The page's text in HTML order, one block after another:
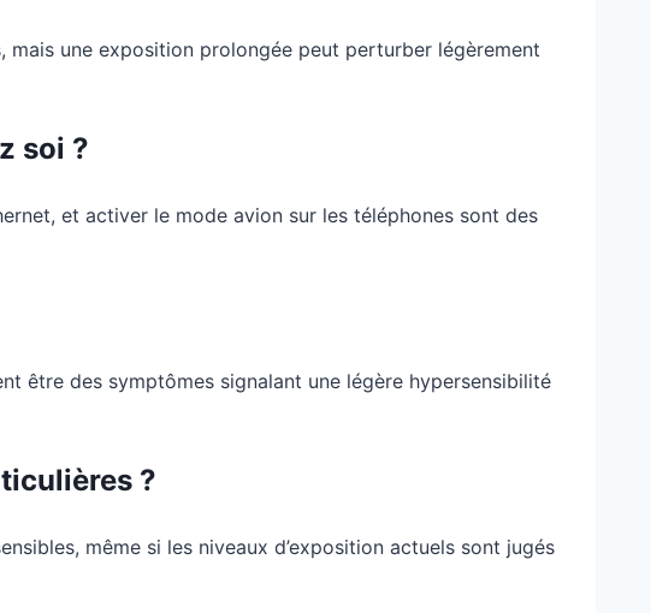
une exposition prolongée peut perturber légèrement
soi ?
et activer le mode avion sur les téléphones sont des
être des symptômes signalant une légère hypersensibilité
?
même si les niveaux d’exposition actuels sont jugés